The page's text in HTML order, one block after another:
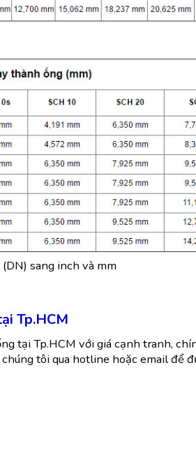
sang inch và mm
Tp.HCM
tại Tp.HCM với giá cạnh tranh,
tôi qua hotline hoặc email để